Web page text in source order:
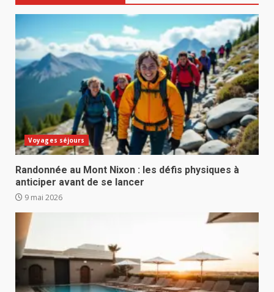
Voyages séjours
Randonnée au Mont Nixon : les défis physiques à
anticiper avant de se lancer
9 mai 2026